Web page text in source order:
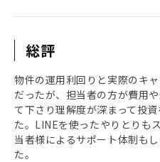
総評
物件の運用利回りと実際のキ
だったが、担当者の方が費用
て下さり理解度が深まって投
た。LINEを使ったやりとりも
当者様によるサポート体制も
た。